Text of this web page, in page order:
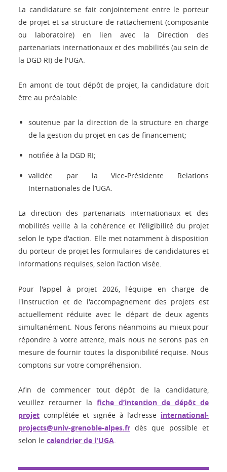
La candidature se fait conjointement entre le porteur
de projet et sa structure de rattachement (composante
ou laboratoire) en lien avec la Direction des
partenariats internationaux et des mobilités (au sein de
la DGD RI) de l'UGA.
En amont de tout dépôt de projet, la candidature doit
être au préalable :
soutenue par la direction de la structure en charge
de la gestion du projet en cas de financement;
notifiée à la DGD RI;
validée par la Vice-Présidente Relations
Internationales de l’UGA.
La direction des partenariats internationaux et des
mobilités veille à la cohérence et l'éligibilité du projet
selon le type d'action. Elle met notamment à disposition
du porteur de projet les formulaires de candidatures et
informations requises, selon l’action visée.
Pour l'appel à projet 2026, l'équipe en charge de
l'instruction et de l'accompagnement des projets est
actuellement réduite avec le départ de deux agents
simultanément. Nous ferons néanmoins au mieux pour
répondre à votre attente, mais nous ne serons pas en
mesure de fournir toutes la disponibilité requise. Nous
comptons sur votre compréhension.
Afin de commencer tout dépôt de la candidature,
veuillez retourner la fiche d’intention de dépôt de
projet complétée et signée à l’adresse international-
projects@univ-grenoble-alpes.fr dès que possible et
selon le calendrier de l'UGA.